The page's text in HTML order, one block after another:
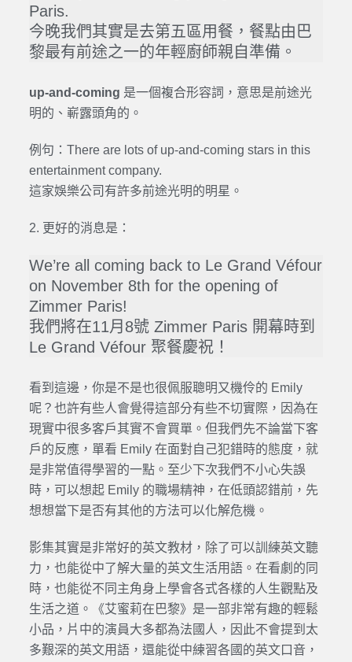
Paris.
今晚我們其實是去第五區用餐，餐點由巴
黎最有前途之一的年輕廚師親自準備。
up-and-coming 是一個複合形容詞，意思是前途光
明的、嶄露頭角的。
例句：There are lots of up-and-coming stars in this
entertainment company.
這家娛樂公司有許多前途光明的明星。
2. 更好的消息是：
We’re all coming back to Le Grand Véfour
on November 8th for the opening of
Zimmer Paris!
我們將在11月8號 Zimmer Paris 開幕時到
Le Grand Véfour 聚餐慶祝！
看到這邊，你是不是也很佩服聰明又機伶的 Emily
呢？也許有些人會覺得這部分有些不切實際，因為在
現實中很多客戶其實不會買單。但我們先不論當下客
戶的反應，單看 Emily 在面對自己犯錯時的態度，就
是非常值得學習的一點。至少下次我們不小心失誤
時，可以想起 Emily 的職場精神，在低頭認錯前，先
想想當下是否有其他的方法可以化解危機。
影集其實是非常好的英文教材，除了可以訓練英文聽
力，也能從中了解大量的英文生活用語。在看劇的同
時，也能從不同主角身上學會各式各樣的人生觀點及
生活之道。《艾蜜莉在巴黎》是一部非常有趣的輕鬆
小品，片中的演員大多都為法國人，因此不會提到太
多艱深的英文用語，還能從中練習各國的英文口音，